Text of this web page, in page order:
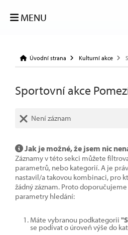
MENU
Úvodní strana Kulturní akce
Sportovní akce
Není záznam
Jak je možné, že jsem nic
Záznamy v této sekci můžete
parametrů, nebo kategorií. A je
nastavil/a takovou kombinaci, pro
žádný záznam. Proto
parametry hledání:
Máte vybranou podkategorii
se podívat o úroveň výše do